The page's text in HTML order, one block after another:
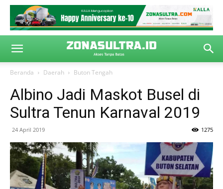
Beranda Daerah Buton Tengah
Albino Jadi Maskot Busel di
Sultra Tenun Karnaval 2019
24 April 2019 1275